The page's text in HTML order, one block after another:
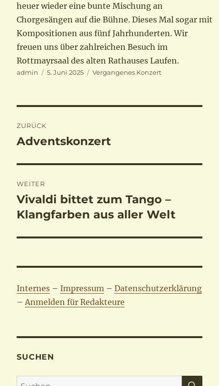
heuer wieder eine bunte Mischung an
Chorgesängen auf die Bühne. Dieses Mal sogar mit
Kompositionen aus fünf Jahrhunderten. Wir
freuen uns über zahlreichen Besuch im
Rottmayrsaal des alten Rathauses Laufen.
Autor
admin
Veröffentlicht
5. Juni 2025 Kategorien
Vergangenes Konzert
ZURÜCK
Vorheriger
Adventskonzert
WEITER
Nächster
Beitrag:
Vivaldi bittet zum Tango –
Klangfarben aus aller Welt
Internes – Impressum –Datenschutzerklärung
– Anmelden für Redakteure
SUCHEN
Suchen